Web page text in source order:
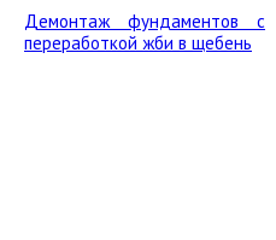
Демонтаж фундаментов с
переработкой жби в щебень